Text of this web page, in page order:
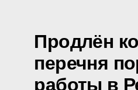
Продлён
перечня
работы в